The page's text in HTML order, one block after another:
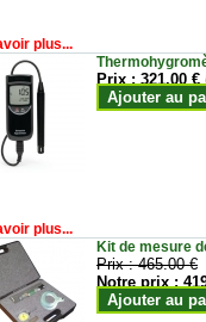
plus...
Prix :321.00 €
Ajouter au
plus...
Kit de mesure
Prix :465.00 €
Notre prix :
Ajouter au